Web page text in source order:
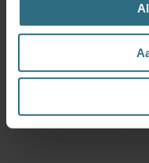
voorkeuren af te
socialmediacookies).
voor advertentie
kunnen wij en derde
onze cookie- en